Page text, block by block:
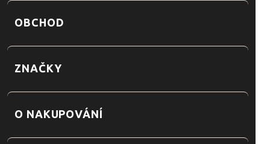
OBCHOD
ZNAČKY
O NAKUPOVÁNÍ